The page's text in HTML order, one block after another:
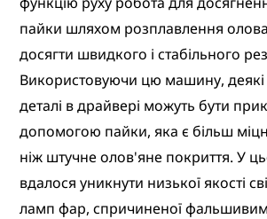
пайки шляхом розплавлення
досягти швидкого і стабільного
Використовуючи цю машину, деякі
деталі в драйвері можуть бути
допомогою пайки, яка є більш
ніж штучне олов'яне покриття. У
вдалося уникнути низької якості
ламп фар, спричиненої